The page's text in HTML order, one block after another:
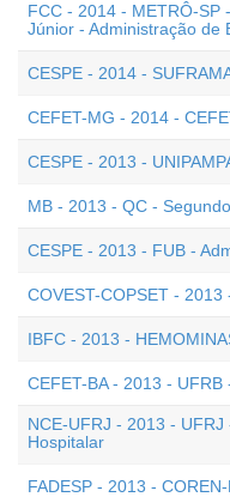
FCC - 2014 - METRÔ-SP
Júnior - Administração de
CESPE - 2014 -
CEFET-MG - 2014 -
CESPE - 2013 -
MB - 2013 - QC -
CESPE - 2013 - FUB -
COVEST-COPSET -
IBFC - 2013 -
CEFET-BA - 2013 - UFRB
NCE-UFRJ - 2013 -
Hospitalar
FADESP - 2013 -